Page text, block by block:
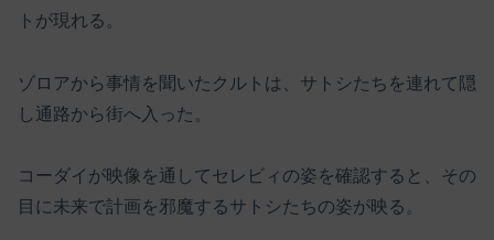
トが現れる。
ゾロアから事情を聞いたクルトは、サトシたちを連れて隠
し通路から街へ入った。
コーダイが映像を通してセレビィの姿を確認すると、その
目に未来で計画を邪魔するサトシたちの姿が映る。